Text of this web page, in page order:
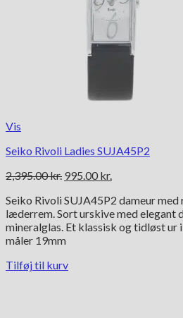
Vis
Seiko Rivoli Ladies SUJA45P2
2,395.00kr. Den
pris
var:
2,395.00 kr..
995.00 kr.
pris
er:
995.00 kr..
Seiko Rivoli SUJA45P2 dameur
læderrem. Sort urskive med elegant
mineralglas. Et klassisk og tidløst ur
måler 19mm
Tilføj til kurv